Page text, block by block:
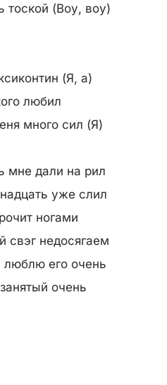
тоской (Воу, воу)
(Я, а)
любил
много сил (Я)
мне дали на рил
уже слил
ногами
свэг недосягаем
его очень
очень